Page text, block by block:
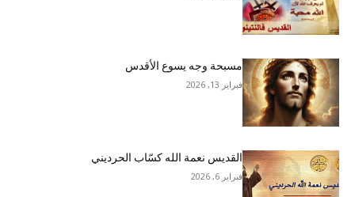
مسبحة وجه يسوع الأقدس
فبراير 13, 2026
القديس نعمة الله كسّاب الحرديني
فبراير 6, 2026